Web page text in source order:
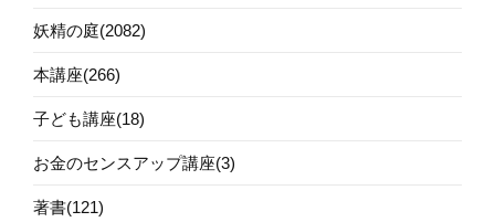
妖精の庭(2082)
本講座(266)
子ども講座(18)
お金のセンスアップ講座(3)
著書(121)